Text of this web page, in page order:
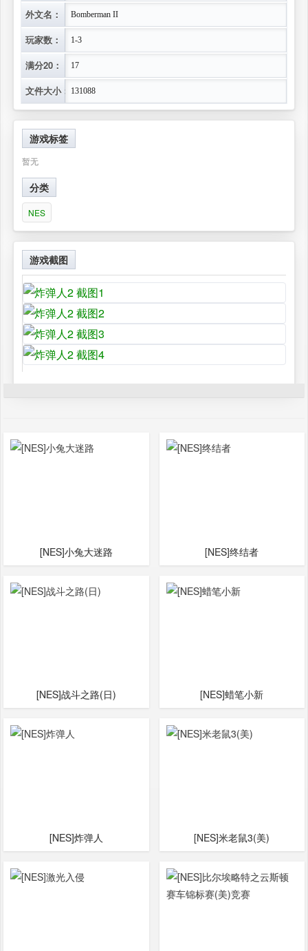
外文名： Bomberman II
玩家数： 1-3
满分20： 17
文件大小： 131088
游戏标签
暂无
分类
NES
游戏截图
[NES]小兔大迷路 [NES]终结者
[NES]战斗之路(日) [NES]蜡笔小新
[NES]炸弹人 [NES]米老鼠3(美)